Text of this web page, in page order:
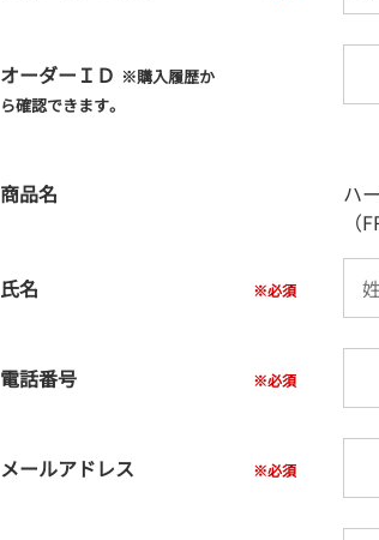
オーダーＩＤ ※購入履歴か
ら確認できます。
商品名
ハ
（
氏名
電話番号
メールアドレス